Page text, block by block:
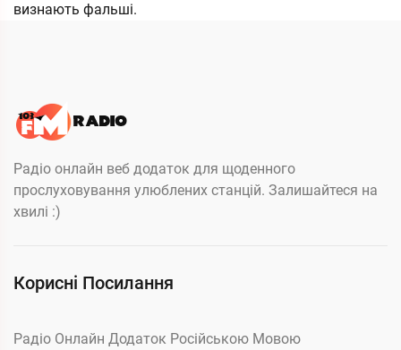
визнають фальші.
Радіо онлайн веб додаток для щоденного
прослуховування улюблених станцій. Залишайтеся на
хвилі :)
Корисні Посилання
Радіо Онлайн Додаток Російською Мовою